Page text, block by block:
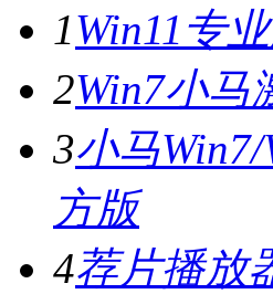
1Win11专
2Win7小马
3小马
方版
4荐片播放